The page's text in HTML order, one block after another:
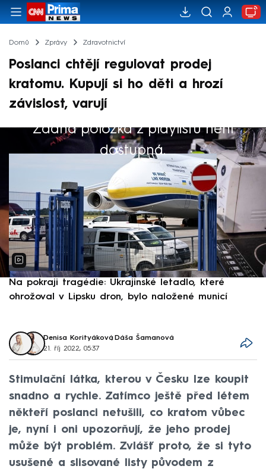
Domů Zprávy Zdravotnictví
Poslanci chtějí regulovat prodej
kratomu. Kupují si ho děti a hrozí
závislost, varují
Žádná položka z playlistu není
dostupná.
Výběr redakce
Na pokraji tragédie: Ukrajinské letadlo, které
ohrožoval v Lipsku dron, bylo naložené municí
Denisa Korityáková, Dáša Šamanová
21. říj 2022, 05:37
Stimulační látka, kterou v Česku lze koupit
snadno a rychle. Zatímco ještě před létem
někteří poslanci netušili, co kratom vůbec
je, nyní i oni upozorňují, že jeho prodej
může být problém. Zvlášť proto, že si tyto
usušené a slisované listy původem z